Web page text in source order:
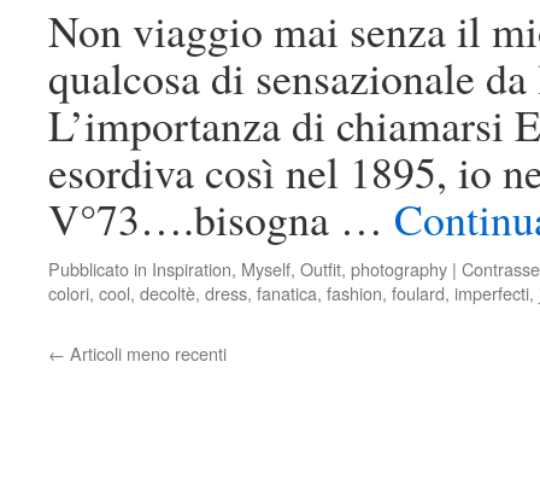
Non viaggio mai senza il
qualcosa di sensazionale
L’importanza di chiamarsi
esordiva così nel 1895, io
V°73….bisogna …
Pubblicato in Inspiration, Myself, Outfit, photography |
colori, cool, decoltè, dress, fanatica, fashion, foulard, imperfecti,
← Articoli meno recenti